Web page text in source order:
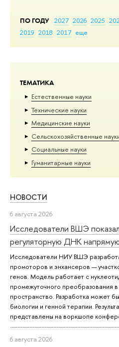
ПО ГОДУ 2027 2026 2025
2019 2018 2017 еще
ТЕМАТИКА
Естественные науки
Тех­ничес­кие науки
Медицинские науки
Сельскохозяйственные
Социальные науки
Гуманитарные науки
НОВОСТИ
6 августа 2026
Исследователи ВШЭ
регуляторную ДНК
Исследователи НИУ ВШЭ
промоторов и энхансеров —
генов. Модель работает с
промежуточного преобразования
пространство. Разработка может
биологии и генной терапии.
представлены на воркшопе
6 августа 2026